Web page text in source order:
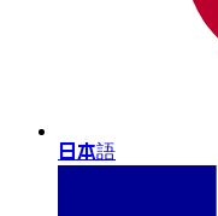
日本語